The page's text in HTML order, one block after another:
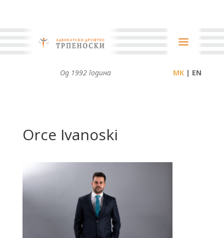
Од 1992 година | EN
Orce Ivanoski